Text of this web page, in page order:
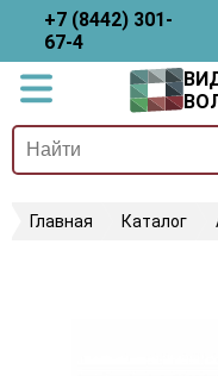
+7 (8442) 301-
67-4
Главная Каталог